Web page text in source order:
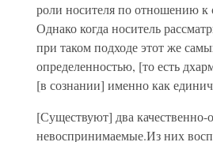
роли носителя по отношению к
Однако когда носитель
при таком подходе этот же
определенностью, [то есть
[в сознании] именно как
[Существуют] два
невоспринимаемые.Из них